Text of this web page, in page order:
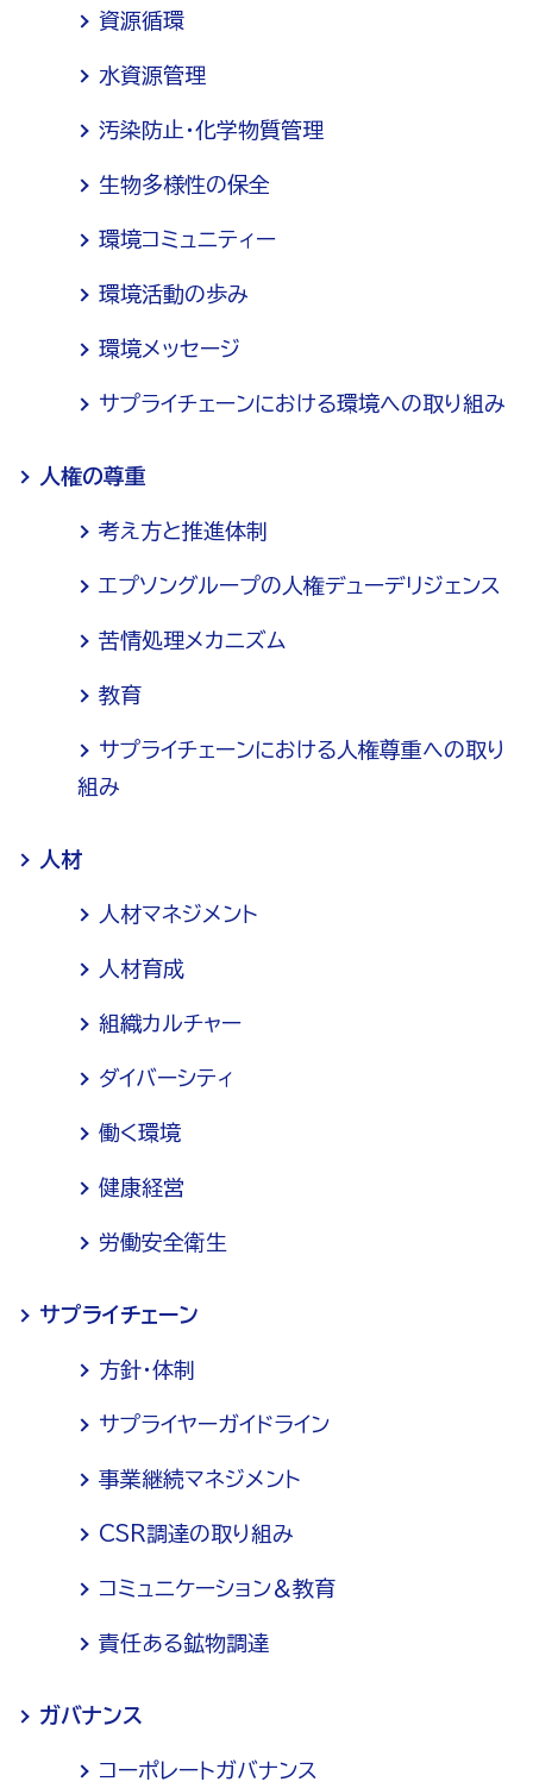
資源循環
水資源管理
汚染防止・化学物質管理
生物多様性の保全
環境コミュニティー
環境活動の歩み
環境メッセージ
サプライチェーンにおける環境への取り組み
人権の尊重
考え方と推進体制
エプソングループの人権デューデリジェンス
苦情処理メカニズム
教育
サプライチェーンにおける人権尊重への取り
組み
人材
人材マネジメント
人材育成
組織カルチャー
ダイバーシティ
働く環境
健康経営
労働安全衛生
サプライチェーン
方針・体制
サプライヤーガイドライン
事業継続マネジメント
CSR調達の取り組み
コミュニケーション＆教育
責任ある鉱物調達
ガバナンス
コーポレートガバナンス